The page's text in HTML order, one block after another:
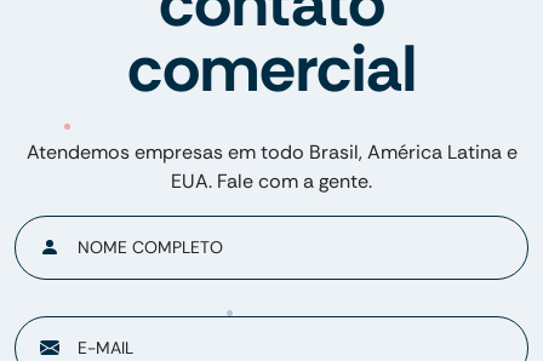
comercial
Atendemos empresas em todo Brasil, América Latina e
EUA. Fale com a gente.
NOME COMPLETO
E-MAIL